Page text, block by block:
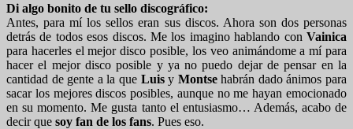
Di algo bonito de tu sello discográfico:
Antes, para mí los sellos eran sus discos. Ahora son dos personas
detrás de todos esos discos. Me los imagino hablando con Vainica
para hacerles el mejor disco posible, los veo animándome a mí para
hacer el mejor disco posible y ya no puedo dejar de pensar en la
cantidad de gente a la que Luisy Montsehabrán dado ánimos para
sacar los mejores discos posibles, aunque no me hayan emocionado
en su momento. Me gusta tanto el entusiasmo… Además, acabo de
decir que soy fan de los fans. Pues eso.